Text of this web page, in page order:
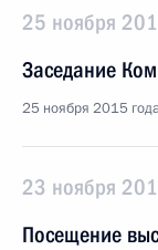
25 ноября
Заседание
25 ноября 2015
23 ноября
Посещение